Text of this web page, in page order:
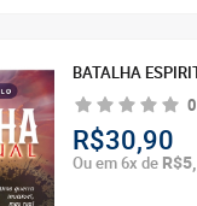
BATALHA
R$30,90
Ou em 6x de